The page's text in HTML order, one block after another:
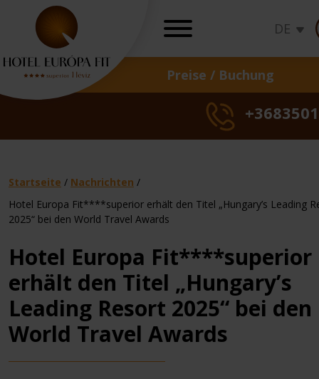
Preise / Buchung
DE
Sonne-
FreiheitAngebot
Angebot
Sonne-
Freiheit
ANGEBOTE
Sonderangebote
Angebote für
Tagespreise
Preise
Behandlungen
Startseite / Nachrichten /
Hotel Europa Fit****superior erhält den Titel „Hungary’s Leading
2025“ bei den World Travel Awards
Hotel Europa Fit****superior
erhält den Titel „Hungary’s
Leading Resort 2025“ bei den
World Travel Awards